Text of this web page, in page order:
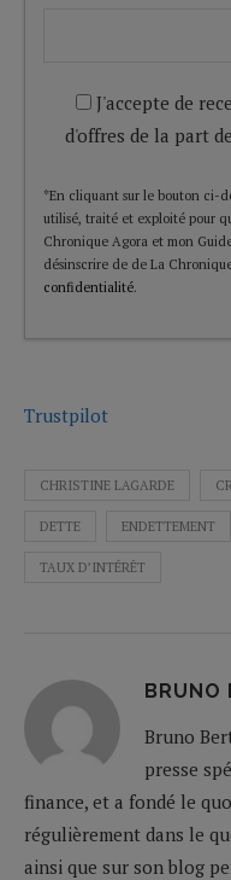
J'accepte de
d'offres de la part
*En cliquant sur le bouton ci-
utilisé, traité et exploité pour
Chronique Agora et mon
désinscrire de de La
confidentialité.
Trustpilot
CHRISTINE LAGARDE
DETTE ENDETTEMENT
TAUX D’INTÉRÊT
BRUNO
Bruno
presse
finance, et a fondé le
régulièrement dans le
ainsi que sur son blog